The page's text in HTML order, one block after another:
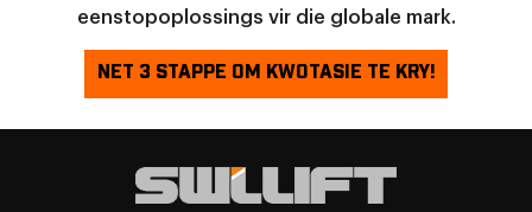
eenstopoplossings vir die globale mark.
NET 3 STAPPE OM KWOTASIE TE KRY!